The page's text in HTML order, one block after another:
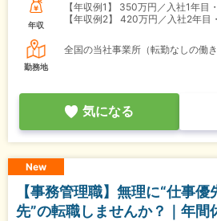
年収
【年収例1】
350万円／入社1年目
【年収例2】
420万円／入社2年目
勤務地
全国の当社事業所（転勤なしの働き
気になる
New
【事務管理職】無理に“仕事
先”の転職しませんか？｜年